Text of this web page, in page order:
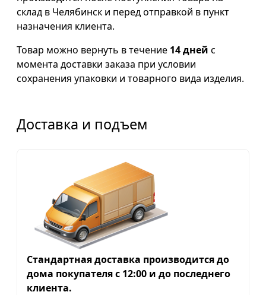
склад в Челябинск и перед отправкой в пункт
назначения клиента.
Товар можно вернуть в течение 14 дней с
момента доставки заказа при условии
сохранения упаковки и товарного вида изделия.
Доставка и подъем
Стандартная доставка производится до
дома покупателя с 12:00 и до последнего
клиента.